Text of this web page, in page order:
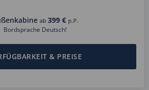
ab399 € p.P.
Bordsprache Deutsch!
& PREISE